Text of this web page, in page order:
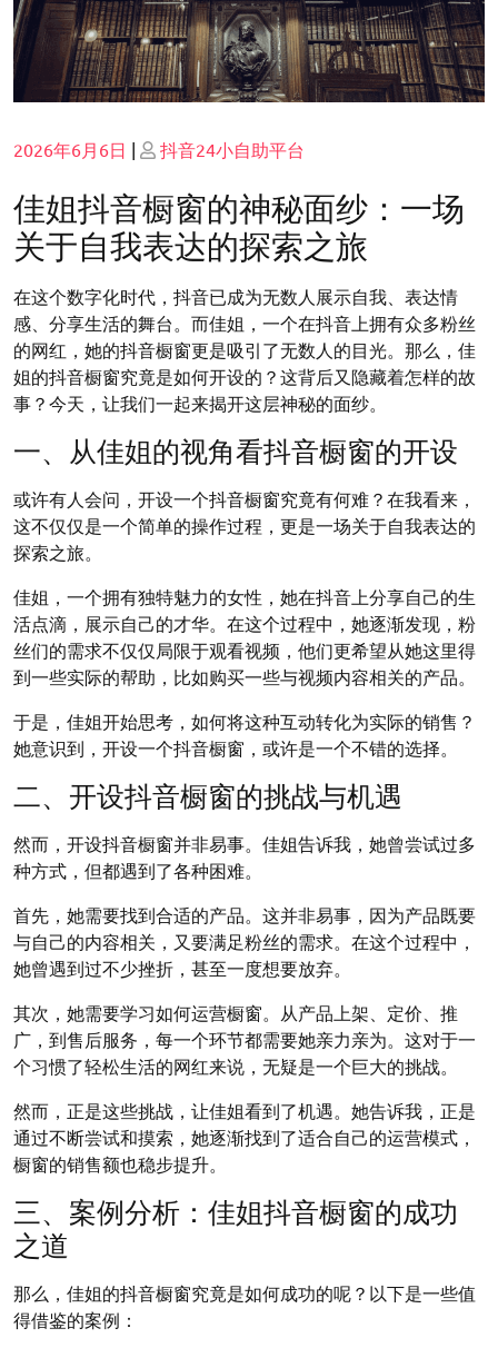
Posted
2026年6月6日 | Posted
抖音24小自助平台
佳姐抖音橱窗的神秘面纱：一场
关于自我表达的探索之旅
在这个数字化时代，抖音已成为无数人展示自我、表达情
感、分享生活的舞台。而佳姐，一个在抖音上拥有众多粉丝
的网红，她的抖音橱窗更是吸引了无数人的目光。那么，佳
姐的抖音橱窗究竟是如何开设的？这背后又隐藏着怎样的故
事？今天，让我们一起来揭开这层神秘的面纱。
一、从佳姐的视角看抖音橱窗的开设
或许有人会问，开设一个抖音橱窗究竟有何难？在我看来，
这不仅仅是一个简单的操作过程，更是一场关于自我表达的
探索之旅。
佳姐，一个拥有独特魅力的女性，她在抖音上分享自己的生
活点滴，展示自己的才华。在这个过程中，她逐渐发现，粉
丝们的需求不仅仅局限于观看视频，他们更希望从她这里得
到一些实际的帮助，比如购买一些与视频内容相关的产品。
于是，佳姐开始思考，如何将这种互动转化为实际的销售？
她意识到，开设一个抖音橱窗，或许是一个不错的选择。
二、开设抖音橱窗的挑战与机遇
然而，开设抖音橱窗并非易事。佳姐告诉我，她曾尝试过多
种方式，但都遇到了各种困难。
首先，她需要找到合适的产品。这并非易事，因为产品既要
与自己的内容相关，又要满足粉丝的需求。在这个过程中，
她曾遇到过不少挫折，甚至一度想要放弃。
其次，她需要学习如何运营橱窗。从产品上架、定价、推
广，到售后服务，每一个环节都需要她亲力亲为。这对于一
个习惯了轻松生活的网红来说，无疑是一个巨大的挑战。
然而，正是这些挑战，让佳姐看到了机遇。她告诉我，正是
通过不断尝试和摸索，她逐渐找到了适合自己的运营模式，
橱窗的销售额也稳步提升。
三、案例分析：佳姐抖音橱窗的成功
之道
那么，佳姐的抖音橱窗究竟是如何成功的呢？以下是一些值
得借鉴的案例：